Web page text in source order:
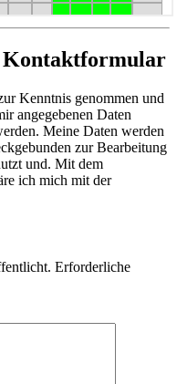
Kenntnis genommen und
angegebenen Daten
Meine Daten werden
zur Bearbeitung
und. Mit dem
ich mich mit der
Erforderliche